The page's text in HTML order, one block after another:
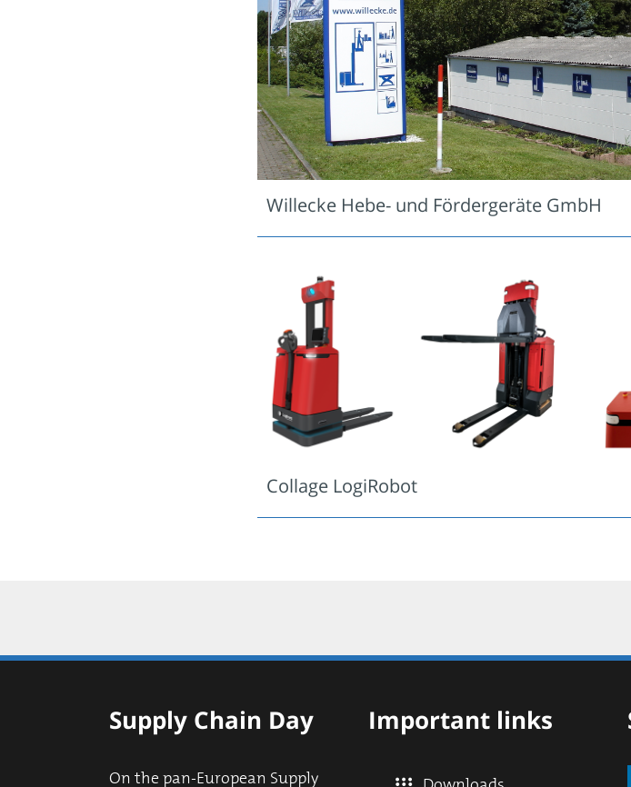
Willecke Hebe- und Fördergeräte GmbH
Collage LogiRobot
Supply Chain Day
On the pan-European Supply
Important links